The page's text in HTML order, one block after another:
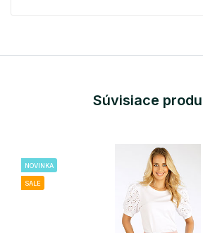
Súvisiace
NOVINKA
SALE